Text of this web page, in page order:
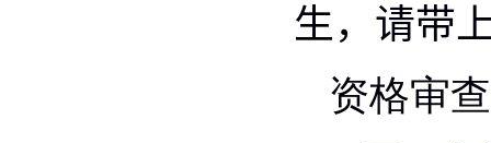
生，请带
资格审